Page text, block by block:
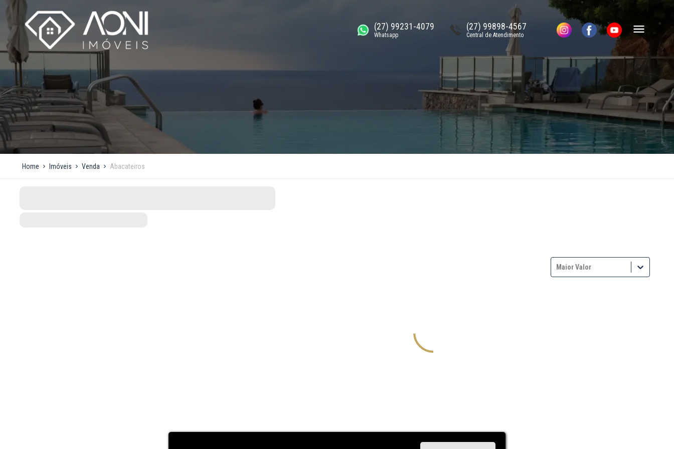
(27) 99231-4079
Whatsapp
(27) 99898-4567
Central de Atendimento
Home Imóveis Venda Abacateiros
Maior Valor